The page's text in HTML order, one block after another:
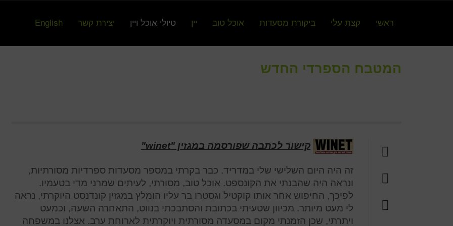
ראשי קצת עלי ביקורת מסעדות אוכל טוב יין טיולי אוכל ויין יצירת קשר English
המטבח הספרדי החדש
קישור לכתבה שפורסמה במגזין "winet"
זה היה היום השלישי שלי במדריד. כבר בקרתי במספר מסעדות ספרדיות מסורתיות,
ונראה היה שהבנתי את הקונספט. אוכל טוב, מסורתי, לעיתים שמרני מדי בטעמיו.
לפיכך, החיפוש אחר אותו קוקטיל וגסטרו בר עליו הומלץ במגזין קונדנסט היוקרתי, נראה
לי מעט מיותר. מכיוון שטעיתי בכתובת והסתבכתי בנווט, התאחרה השעה, וכמעט
ויתרתי, שכן הזמנתי מקום במסעדה מסורתית ויוקרתית לארוחת ערב. אצלנו במשפחה